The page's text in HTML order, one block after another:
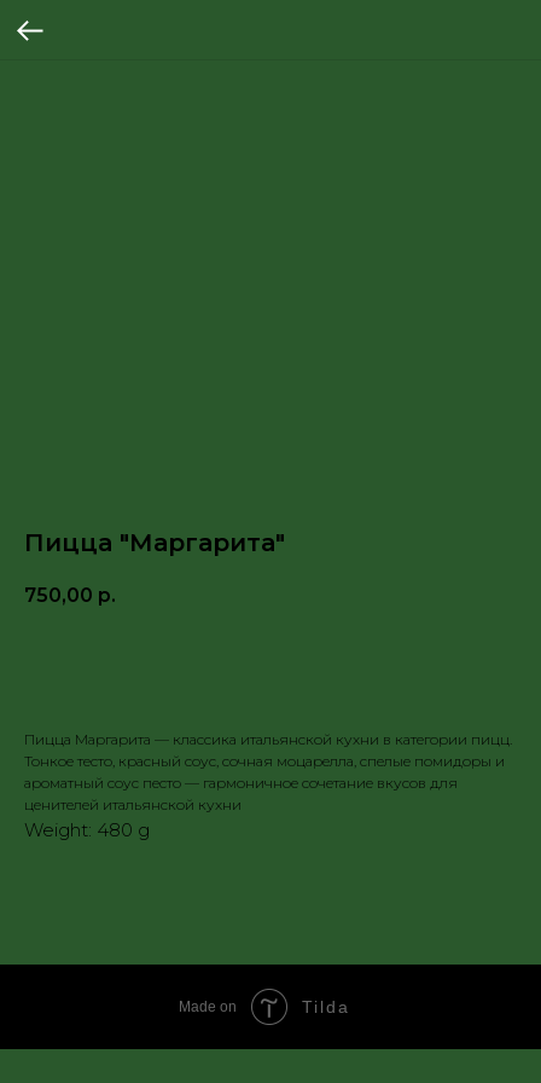
Пицца "Маргарита"
750,00 р.
Пицца Маргарита — классика итальянской кухни в категории пицц.
Тонкое тесто, красный соус, сочная моцарелла, спелые помидоры и
ароматный соус песто — гармоничное сочетание вкусов для
ценителей итальянской кухни
Weight: 480 g
Made on Tilda